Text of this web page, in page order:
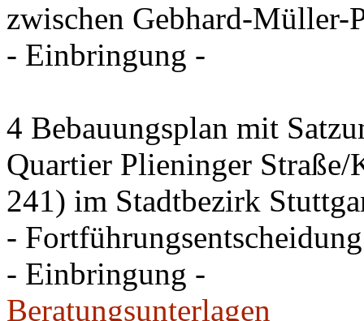
zwischen Gebhard-Müller-
- Einbringung -
4 Bebauungsplan mit
Quartier Plieninger
241) im Stadtbezirk
- Fortführungsentscheidung
- Einbringung -
Beratungsunterlagen